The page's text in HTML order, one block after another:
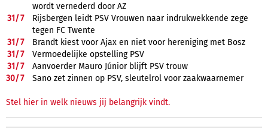
wordt vernederd door AZ
31/7
Rijsbergen leidt PSV Vrouwen naar indrukwekkende zege
tegen FC Twente
31/7
Brandt kiest voor Ajax en niet voor hereniging met Bosz
31/7
Vermoedelijke opstelling PSV
31/7
Aanvoerder Mauro Júnior blijft PSV trouw
30/7 Sano zet zinnen op PSV, sleutelrol voor zaakwaarnemer
Stel hier in welk nieuws jij belangrijk vindt.